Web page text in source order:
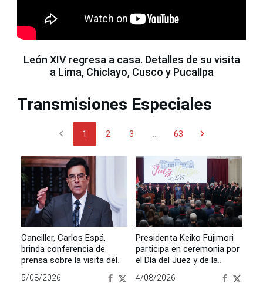
León XIV regresa a casa. Detalles de su visita
a Lima, Chiclayo, Cusco y Pucallpa
Transmisiones Especiales
chevron_left 1 2 3 ... 63 chevron_right
Canciller, Carlos Espá,
brinda conferencia de
prensa sobre la visita del
5/08/2026
Presidenta Keiko Fujimori
participa en ceremonia por
el Día del Juez y de la
4/08/2026